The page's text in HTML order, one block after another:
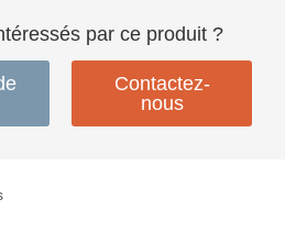
par ce produit ?
Contactez-
nous